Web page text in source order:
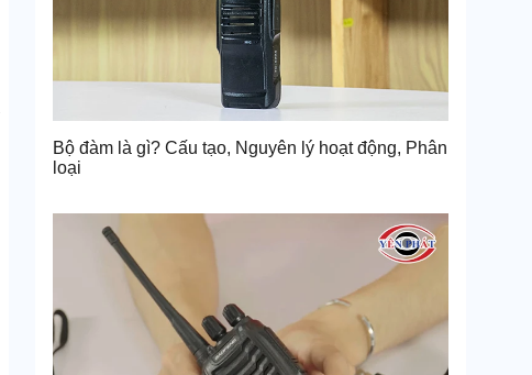
Bộ đàm là gì? Cấu tạo, Nguyên lý hoạt động, Phân
loại